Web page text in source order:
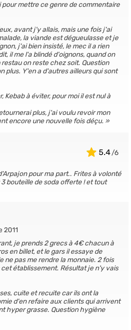
pour mettre ce genre de commentaire
avant j'y allais, mais une fois j'ai
la viande est dégueulasse et je
j'ai bien insisté, le mec il a rien
il me l'a blindé d'oignons, quand on
on reste chez soit. Question
plus. Y'en a d'autres ailleurs qui sont
Kebab à éviter, pour moi il est nul à
plus, j'ai voulu revoir mon
encore une nouvelle fois déçu.
5.4
pour ma part.. Frites à volonté
bouteille de soda offerte ! et tout
2011
je prends 2 grecs à 4€ chacun à
en billet, et le gars il essaye de
ne pas me rendre la monnaie. 2 fois
établissement. Résultat je n'y vais
cuite et recuite car ils ont la
d'en refaire aux clients qui arrivent
hyper grasse. Question hygiène